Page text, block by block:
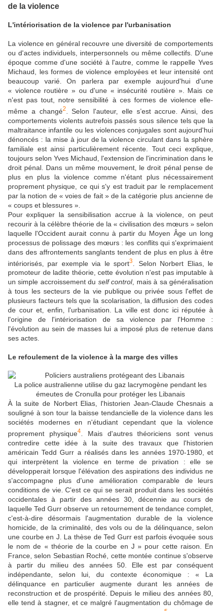
de la violence
L'intériorisation de la violence par l'urbanisation
La violence en général recouvre une diversité de comportements
ou d'actes individuels, interpersonnels ou même collectifs. D'une
époque comme d'une société à l'autre, comme le rappelle Yves
Michaud, les formes de violence employées et leur intensité ont
beaucoup varié. On parlera par exemple aujourd'hui d'une
« violence routière » ou d'une « insécurité routière ». Mais ce
n'est pas tout, notre sensibilité à ces formes de violence elle-
même a changé2
. Selon l'auteur, elle s’est accrue. Ainsi, des
comportements violents autrefois passés sous silence tels que la
maltraitance infantile ou les violences conjugales sont aujourd'hui
dénoncés : la mise à jour de la violence circulant dans la sphère
familiale est ainsi particulièrement récente. Tout ceci explique,
toujours selon Yves Michaud, l'extension de l'incrimination dans le
droit pénal. Dans un même mouvement, le droit pénal pense de
plus en plus la violence comme n'étant plus nécessairement
proprement physique, ce qui s'y est traduit par le remplacement
par la notion de « voies de fait » de la catégorie plus ancienne de
« coups et blessures ».
Pour expliquer la sensibilisation accrue à la violence, on peut
recourir à la célèbre théorie de la « civilisation des mœurs » selon
laquelle l'Occident aurait connu à partir du Moyen Âge un long
processus de polissage des mœurs : les conflits qui s'exprimaient
dans des affrontements sanglants tendent de plus en plus à être
intériorisés, par exemple via le sport3
. Selon Norbert Elias, le
promoteur de ladite théorie, cette évolution n'est pas imputable à
un simple accroissement du self control, mais à sa généralisation
à tous les secteurs de la vie publique ou privée sous l'effet de
plusieurs facteurs tels que la scolarisation, la diffusion des codes
de cour et, enfin, l'urbanisation. La ville est donc ici réputée à
l'origine de l'intériorisation de sa violence par l'Homme :
l'évolution au sein de masses lui a imposé plus de retenue dans
ses actes.
Le refoulement de la violence à la marge des villes
La police australienne utilise du gaz lacrymogène pendant les
émeutes de Cronulla pour protéger les Libanais
À la suite de Norbert Elias, l'historien Jean-Claude Chesnais a
souligné à son tour la baisse tendancielle de la violence dans les
sociétés modernes en n'étudiant cependant que la violence
proprement physique4. Mais d'autres théoriciens sont venus
contredire cette idée à la suite des travaux que l'historien
américain Tedd Gurr a réalisés dans les années 1970-1980, et
qui interprètent la violence en terme de privation : elle se
développerait lorsque l'élévation des aspirations des individus ne
s'accompagne plus d'une amélioration comparable de leurs
conditions de vie. C'est ce qui se serait produit dans les sociétés
occidentales à partir des années 30, décennie au cours de
laquelle Ted Gurr observe un retournement de tendance complet,
c'est-à-dire désormais l'augmentation durable de la violence
homicide, de la criminalité, des vols ou de la délinquance, selon
une courbe en J. La thèse de Ted Gurr est parfois évoquée sous
le nom de « théorie de la courbe en J » pour cette raison. En
France, selon Sebastian Roché, cette montée continue s'observe
à partir du milieu des années 50. Elle est par conséquent
indépendante, selon lui, du contexte économique : « La
délinquance en particulier augmente durant les années de
reconstruction et de prospérité. Depuis le milieu des années 80,
elle tend à stagner, et ce malgré l'augmentation du chômage de